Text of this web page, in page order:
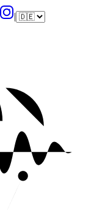
|